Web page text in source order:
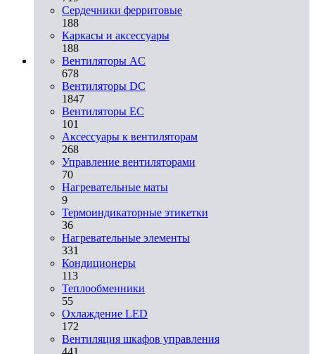
Сердечники ферритовые
188
Каркасы и аксессуары
188
Вентиляторы AC
678
Вентиляторы DC
1847
Вентиляторы EC
101
Аксессуары к вентиляторам
268
Управление вентиляторами
70
Нагревательные маты
9
Термоиндикаторные этикетки
36
Нагревательные элементы
331
Кондиционеры
113
Теплообменники
55
Охлаждение LED
172
Вентиляция шкафов управления
441